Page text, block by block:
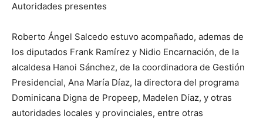
Autoridades presentes
Roberto Ángel Salcedo estuvo acompañado, ademas de
los diputados Frank Ramírez y Nidio Encarnación, de la
alcaldesa Hanoi Sánchez, de la coordinadora de Gestión
Presidencial, Ana María Díaz, la directora del programa
Dominicana Digna de Propeep, Madelen Díaz, y otras
autoridades locales y provinciales, entre otras